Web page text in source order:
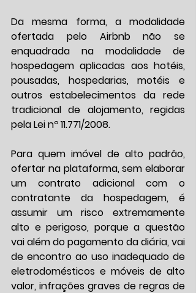
Da mesma forma, a modalidade
ofertada pelo Airbnb não se
enquadrada na modalidade de
hospedagem aplicadas aos hotéis,
pousadas, hospedarias, motéis e
outros estabelecimentos da rede
tradicional de alojamento, regidas
pela Lei nº 11.771/2008.
Para quem imóvel de alto padrão,
ofertar na plataforma, sem elaborar
um contrato adicional com o
contratante da hospedagem, é
assumir um risco extremamente
alto e perigoso, porque a questão
vai além do pagamento da diária, vai
de encontro ao uso inadequado de
eletrodomésticos e móveis de alto
valor, infrações graves de regras de